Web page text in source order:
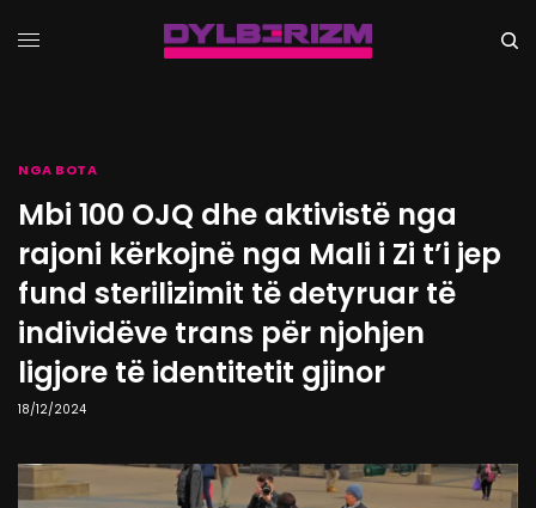
NGA BOTA
Mbi 100 OJQ dhe aktivistë nga
rajoni kërkojnë nga Mali i Zi t’i jep
fund sterilizimit të detyruar të
individëve trans për njohjen
ligjore të identitetit gjinor
18/12/2024